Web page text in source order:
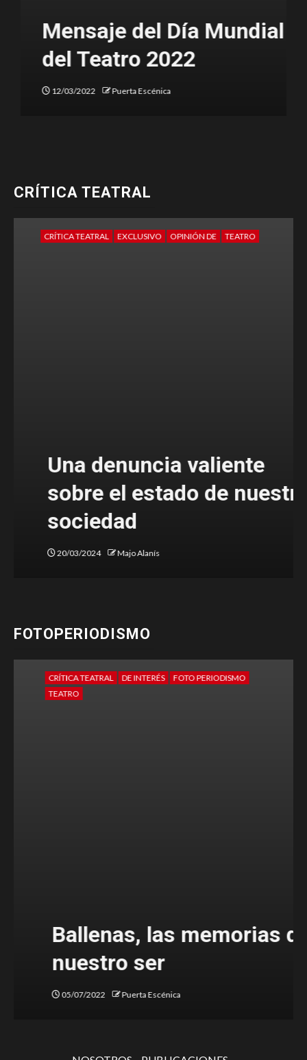
Mensaje del Día Mundial
del Teatro 2022
12/03/2022 Puerta Escénica
CRÍTICA TEATRAL
CRÍTICA TEATRAL EXCLUSIVO OPINIÓN DE TEATRO
Una denuncia valiente
sobre el estado de nuestra
sociedad
20/03/2024 Majo Alanís
FOTOPERIODISMO
CRÍTICA TEATRAL DE INTERÉS
FOTO PERIODISMO
TEATRO
Ballenas, las memorias de
nuestro ser
05/07/2022 Puerta Escénica